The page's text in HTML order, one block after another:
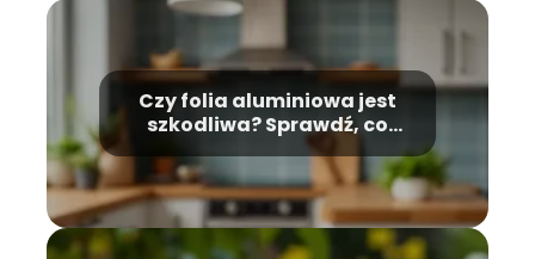
Czy folia aluminiowa jest
szkodliwa? Sprawdź, co
mówią badania